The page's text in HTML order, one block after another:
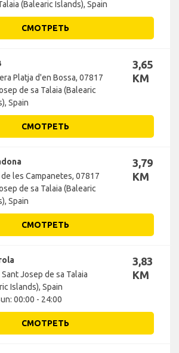
(Balearic Islands), Spain
СМОТРЕТЬ
Platja d'en Bossa, 07817
de sa Talaia (Balearic
Spain
3,65
KM
СМОТРЕТЬ
les Campanetes, 07817
de sa Talaia (Balearic
Spain
3,79
KM
СМОТРЕТЬ
Josep de sa Talaia
Islands), Spain
00:00 - 24:00
3,83
KM
СМОТРЕТЬ